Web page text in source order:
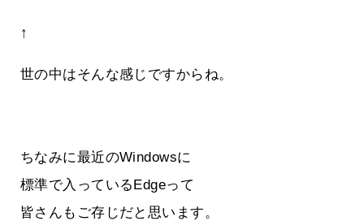
↑
世の中はそんな感じですからね。
ちなみに最近のWindowsに
標準で入っているEdgeって
皆さんもご存じだと思います。